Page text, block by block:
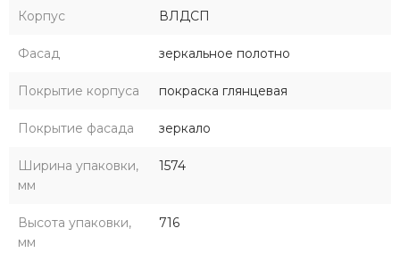
Корпус ВЛДСП
Фасад зеркальное полотно
Покрытие корпуса покраска глянцевая
Покрытие фасада зеркало
Ширина упаковки,
мм
1574
Высота упаковки,
мм
716